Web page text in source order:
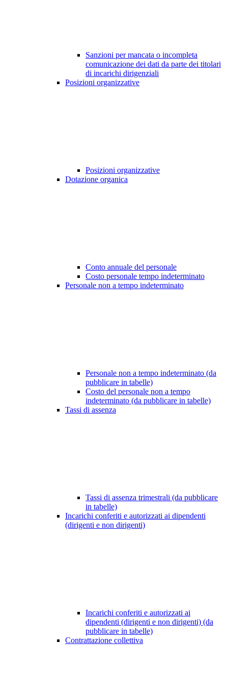
Sanzioni per mancata o incompleta
comunicazione dei dati da parte dei titolari
di incarichi dirigenziali
Posizioni organizzative
Posizioni organizzative
Dotazione organica
Conto annuale del personale
Costo personale tempo indeterminato
Personale non a tempo indeterminato
Personale non a tempo indeterminato (da
pubblicare in tabelle)
Costo del personale non a tempo
indeterminato (da pubblicare in tabelle)
Tassi di assenza
Tassi di assenza trimestrali (da pubblicare
in tabelle)
Incarichi conferiti e autorizzati ai dipendenti
(dirigenti e non dirigenti)
Incarichi conferiti e autorizzati ai
dipendenti (dirigenti e non dirigenti) (da
pubblicare in tabelle)
Contrattazione collettiva